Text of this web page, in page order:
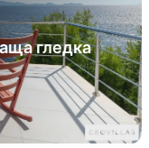
гледка